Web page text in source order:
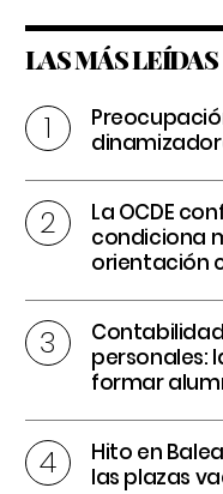
LAS MÁS LEÍDAS
La OCDE
condiciona
orientación
personales:
formar
Hito en
las plazas